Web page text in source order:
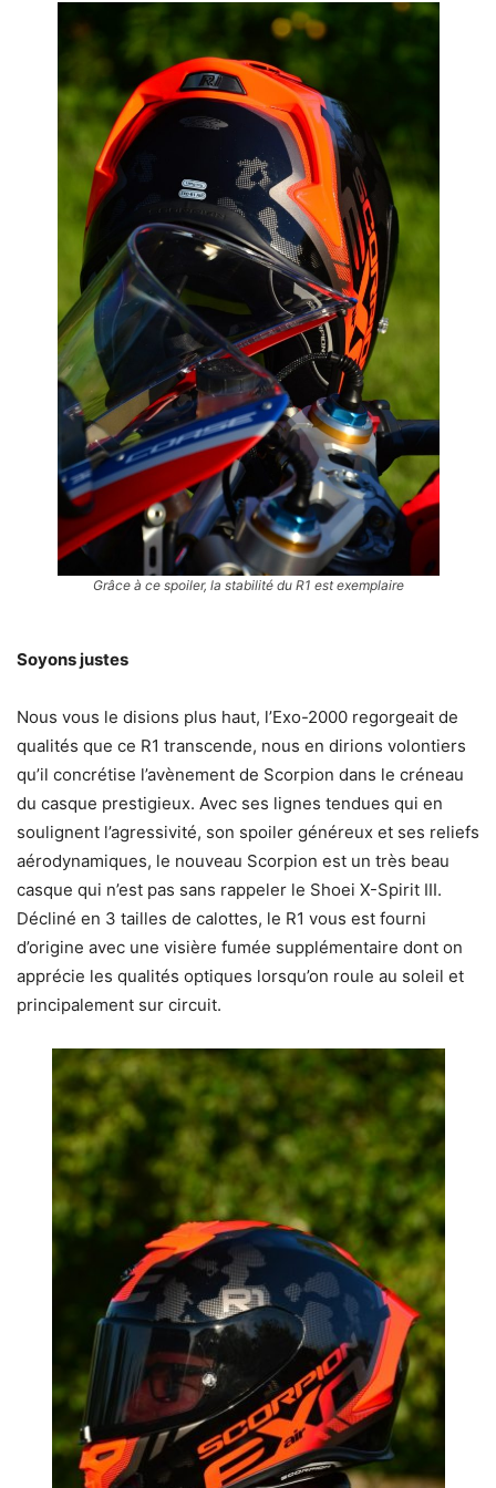
Grâce à ce spoiler, la stabilité du R1 est exemplaire
Soyons justes
Nous vous le disions plus haut, l’Exo-2000 regorgeait de
qualités que ce R1 transcende, nous en dirions volontiers
qu’il concrétise l’avènement de Scorpion dans le créneau
du casque prestigieux. Avec ses lignes tendues qui en
soulignent l’agressivité, son spoiler généreux et ses reliefs
aérodynamiques, le nouveau Scorpion est un très beau
casque qui n’est pas sans rappeler le Shoei X-Spirit III.
Décliné en 3 tailles de calottes, le R1 vous est fourni
d’origine avec une visière fumée supplémentaire dont on
apprécie les qualités optiques lorsqu’on roule au soleil et
principalement sur circuit.